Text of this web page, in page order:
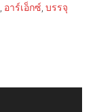
, อาร์เอ็กซ์,บรรจุ